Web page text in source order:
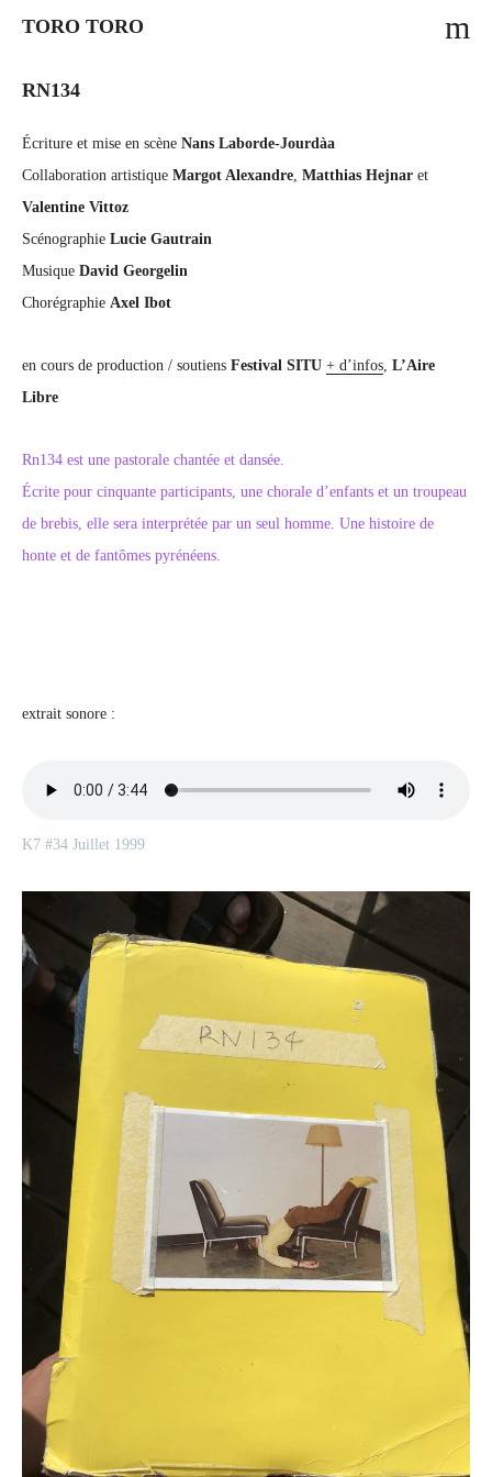
TORO TORO m
RN134
Écriture et mise en scène Nans Laborde-Jourdàa
Collaboration artistique Margot Alexandre, Matthias Hejnar et
Valentine Vittoz
Scénographie Lucie Gautrain
Musique David Georgelin
Chorégraphie Axel Ibot
en cours de production / soutiens Festival SITU + d’infos, L’Aire
Libre
Rn134 est une pastorale chantée et dansée.
Écrite pour cinquante participants, une chorale d’enfants et un troupeau
de brebis, elle sera interprétée par un seul homme. Une histoire de
honte et de fantômes pyrénéens.
extrait sonore :
K7 #34 Juillet 1999